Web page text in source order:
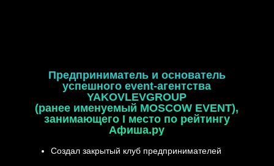
Создал закрытый клуб предпринимателей
Предприниматель и основатель
успешного event-агентства
YAKOVLEVGROUP
(ранее именуемый MOSCOW EVENT),
занимающего I место по рейтингу
Афиша.ру